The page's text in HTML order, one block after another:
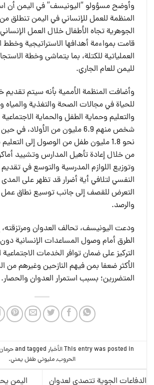
وأوضح مسؤولو “اليونيسف” في اليمن أن
المنظمة للعمل للإنساني في اليمن تنطلق من
الجوهرية تجاه الأطفال خلال العمل
قامت بمواءمة أهدافها الاستراتيجية وخطط
العملياتية للكتلة، بما يتماشى وخطة
لليمن للعام الجاري.
وأضافت المنظمة الأممية بأنه سيتم
للحياة في مجالات الصحة والتغذية والمياه
شخص منهم 6.9 مليون من الأولاد،
نحو 1.8 مليون طفل من الوصول إلى
من خلال إعادة تأهيل المدارس وتشييد
وتوزيع اللوازم المدرسية والتوسع في
النفسي لتلافي أية أضرار قد تظهر على
التعرض للقصف إلى جانب توسيع نطاق عمل
والرصد.
ودعت اليونيسف، تحالف العدوان ومرتزقته،
الطرق أمام وصول المساعدات الإنسانية
التركيز على ضمان توافر الخدمات
الأكثر ضعفا بمن فيهم النازحين وغيرهم من
المتضررين؛ بسبب استمرار العدوان والحصار.
This entry was posted inالأخبار
الحروب,مليوني طفل يمني.
الدفاعات الجوية تتصدى لعدوان اليمن